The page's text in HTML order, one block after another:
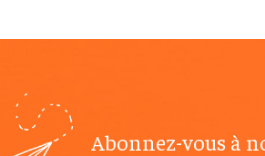
Abonnez-vous à